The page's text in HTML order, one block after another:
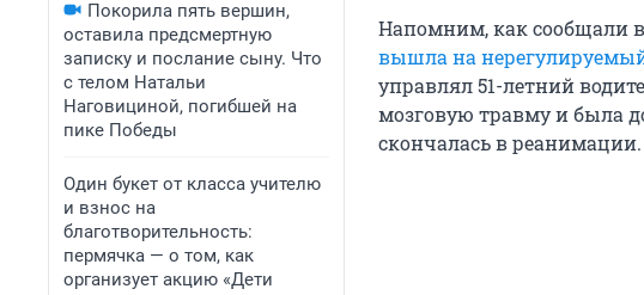
Покорила пять вершин,
оставила предсмертную
записку и послание сыну. Что
с телом Натальи
Наговициной, погибшей на
пике Победы
Один букет от класса учителю
и взнос на
благотворительность:
пермячка — о том, как
организует акцию «Дети
Напомним, как сообщали
вышла на
управлял 51-летний
мозговую травму и была
скончалась в реанимации.